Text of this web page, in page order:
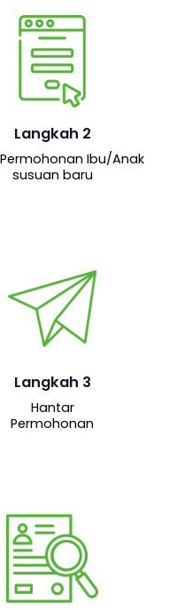
Langkah 2
Ibu/Anak
susuan baru
mengisi borang
bagi pendaftaran
melalui sistem.
Langkah 3
Hantar
Permohonan
yang lengkap dihantar
proses semakan dan
penyemak menyemak
yang dikemukakan. Jika
adalah lengkap dan